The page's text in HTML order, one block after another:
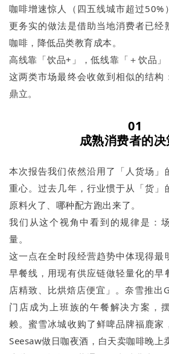
咖啡增速惊人（四五线城市超过50%
更务实的做法是借助当地消费者已经
咖啡，降低品类教育成本。
高线靠「饮品+」，低线靠「＋饮品
这两类市场最终会收敛到相似的结构
鼎立。
01
成熟消费者的
本次报告我们依然沿用了「人货场」
重心。过去几年，行业惯于从「货」
原料火了、哪种配方跑出来了。
我们从这个视角中看到的规律是：
量。
这一点在全时段经营趋势中体现得最
早餐线，用现有供应链做轻量化的早
店精致、比烘焙店便宜」。奈雪推出
门店成为上班族的午餐解决方案，
赖。蜜雪冰城收购了鲜啤品牌福鹿家
Seesaw做日咖夜酒，白天卖咖啡晚上